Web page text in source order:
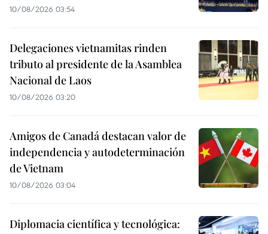
10/08/2026 03:54
Delegaciones vietnamitas rinden
tributo al presidente de la Asamblea
Nacional de Laos
10/08/2026 03:20
Amigos de Canadá destacan valor de
independencia y autodeterminación
de Vietnam
10/08/2026 03:04
Diplomacia científica y tecnológica: